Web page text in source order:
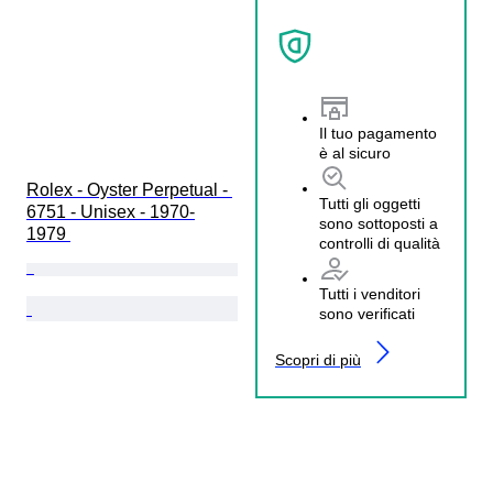
Il tuo pagamento
è al sicuro
Tutti gli oggetti
sono sottoposti a
controlli di qualità
Tutti i venditori
sono verificati
Scopri di più
Rolex - Oyster Perpetual -
6751 - Unisex - 1970-
1979